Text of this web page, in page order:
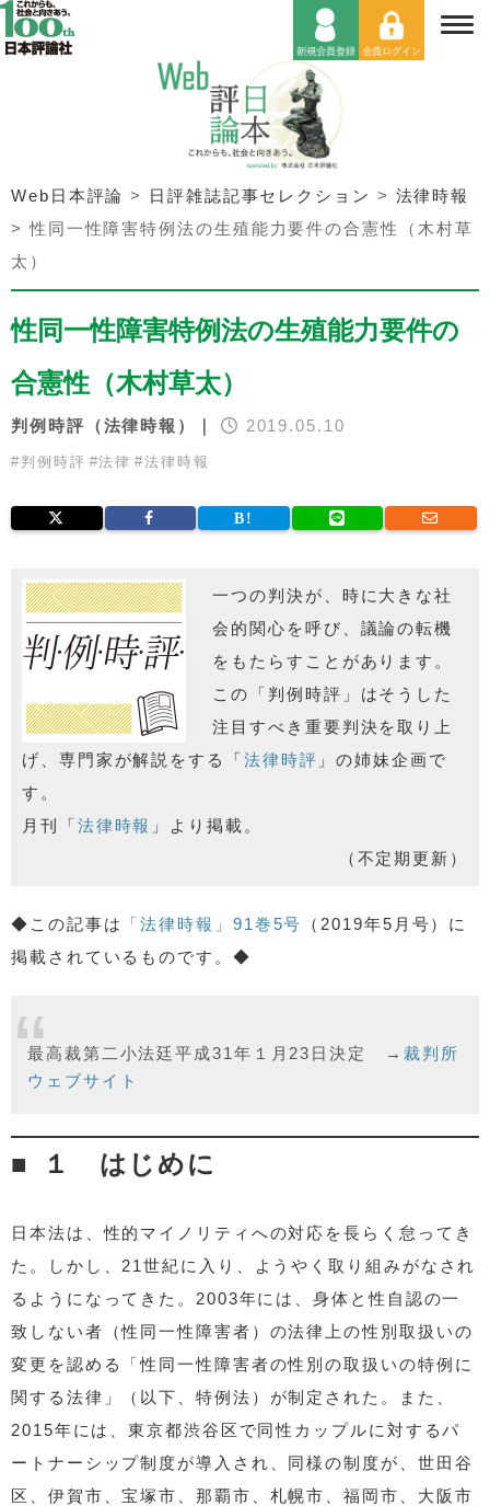
Web日本評論 > 日評雑誌記事セレクション > 法律時報
>性同一性障害特例法の生殖能力要件の合憲性（木村草
太）
性同一性障害特例法の生殖能力要件の
合憲性（木村草太）
判例時評（法律時報）｜ 2019.05.10
# 判例時評 #法律 #法律時報
一つの判決が、時に大きな社
会的関心を呼び、議論の転機
をもたらすことがあります。
この「判例時評」はそうした
注目すべき重要判決を取り上
げ、専門家が解説をする「法律時評 」の姉妹企画で
す。
月刊「法律時報 」より掲載。
（不定期更新）
◆この記事は 「法律時報」91巻5号
（2019年5月号）に
掲載されているものです。◆
最高裁第二小法廷平成31年１月23日決定 → 裁判所
ウェブサイト
１ はじめに
日本法は、性的マイノリティへの対応を長らく怠ってき
た。しかし、21世紀に入り、ようやく取り組みがなされ
るようになってきた。2003年には、身体と性自認の一
致しない者（性同一性障害者）の法律上の性別取扱いの
変更を認める「性同一性障害者の性別の取扱いの特例に
関する法律」（以下、特例法）が制定された。また、
2015年には、東京都渋谷区で同性カップルに対するパ
ートナーシップ制度が導入され、同様の制度が、世田谷
区、伊賀市、宝塚市、那覇市、札幌市、福岡市、大阪市